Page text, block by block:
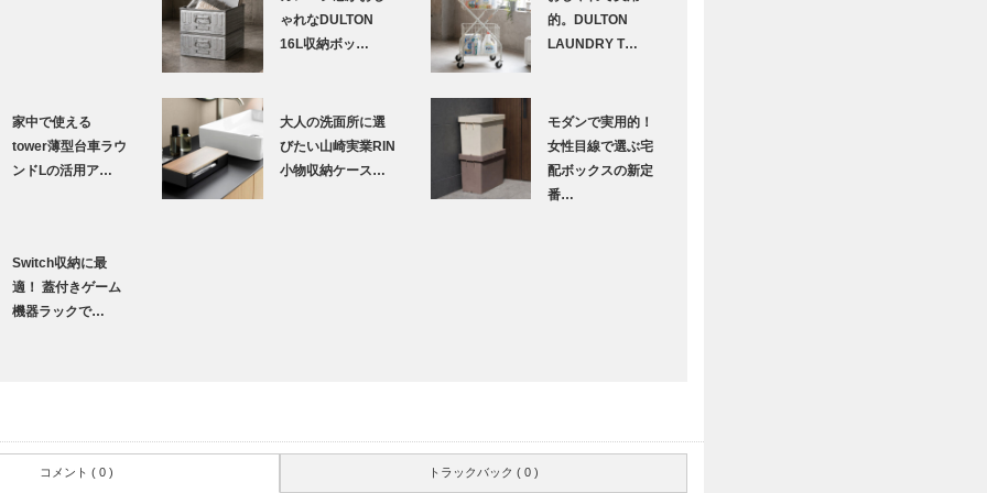
ゃれなDULTON
16L収納ボッ…
的。DULTON
LAUNDRY T…
家中で使える
tower薄型台車ラウ
ンドLの活用ア…
大人の洗面所に選
びたい山崎実業RIN
小物収納ケース…
モダンで実用的！
女性目線で選ぶ宅
配ボックスの新定
番…
Switch収納に最
適！ 蓋付きゲーム
機器ラックで…
コメント ( 0 ) トラックバック ( 0 )